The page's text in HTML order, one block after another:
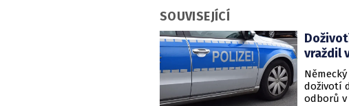
SOUVISEJÍCÍ
vraždil
doživotí
odborů v